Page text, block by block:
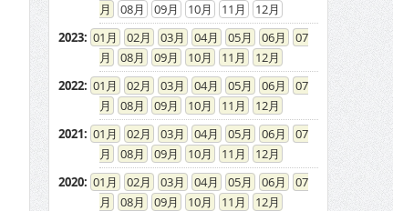
08
09 10 11
12
2023: 01 02 03 04 05 06
07
08
09 10 11
12
2022: 01 02 03 04 05 06
07
08
09 10 11
12
2021: 01 02 03 04 05 06
07
08
09 10 11
12
2020: 01 02 03 04 05 06
07
08
09 10 11
12